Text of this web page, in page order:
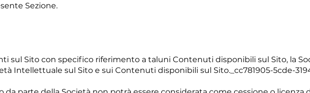
Sezione.
sul Sito con specifico riferimento a taluni Contenuti disponibili sul Sito, la
Intellettuale sul Sito e sui Contenuti disponibili sul Sito._cc781905-5cde-